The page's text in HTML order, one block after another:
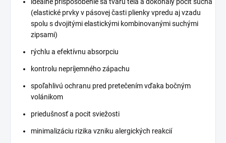
(elastické prvky v pásovej časti plienky vpredu aj vzadu
spolu s dvojitými elastickými kombinovanými suchými
zipsami)
rýchlu a efektívnu absorpciu
kontrolu nepríjemného zápachu
spoľahlivú ochranu pred pretečením vďaka bočným
volánikom
priedušnosť a pocit sviežosti
minimalizáciu rizika vzniku alergických reakcií